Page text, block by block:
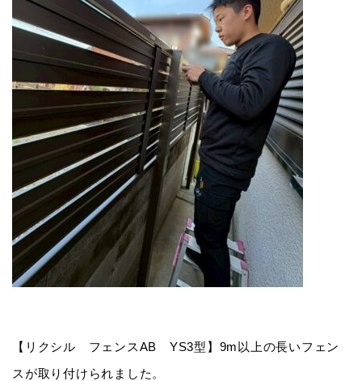
【リクシル フェンスAB YS3型】9m以上の長いフェン
スが取り付けられました。